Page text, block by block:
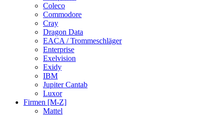
Coleco
Commodore
Cray
Dragon Data
EACA / Trommeschläger
Enterprise
Exelvision
Exidy
IBM
Jupiter Cantab
Luxor
Firmen [M-Z]
Mattel